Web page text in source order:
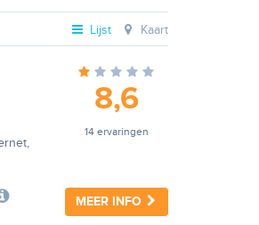
Lijst Kaart
8,6
14 ervaringen
MEER INFO